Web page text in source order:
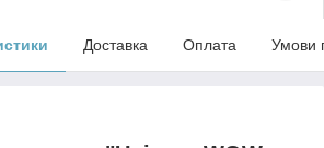
Доставка Оплата Умови